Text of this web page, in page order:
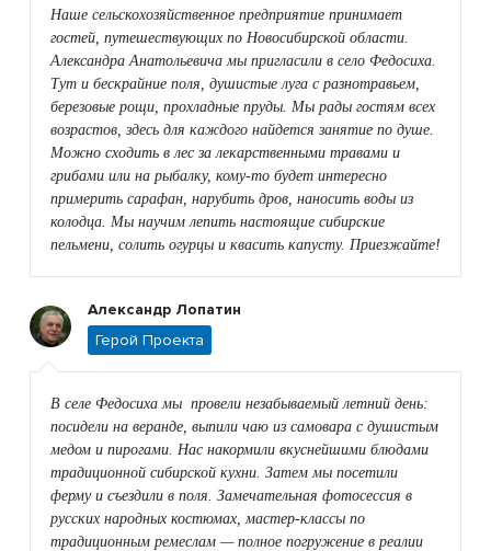
Наше сельскохозяйственное предприятие принимает
гостей, путешествующих по Новосибирской области.
Александра Анатольевича мы пригласили в село Федосиха.
Тут и бескрайние поля, душистые луга с разнотравьем,
березовые рощи, прохладные пруды. Мы рады гостям всех
возрастов, здесь для каждого найдется занятие по душе.
Можно сходить в лес за лекарственными травами и
грибами или на рыбалку, кому-то будет интересно
примерить сарафан, нарубить дров, наносить воды из
колодца. Мы научим лепить настоящие сибирские
пельмени, солить огурцы и квасить капусту. Приезжайте!
Александр Лопатин
Герой Проекта
В селе Федосиха мы провели незабываемый летний день:
посидели на веранде, выпили чаю из самовара с душистым
медом и пирогами. Нас накормили вкуснейшими блюдами
традиционной сибирской кухни. Затем мы посетили
ферму и съездили в поля. Замечательная фотосессия в
русских народных костюмах, мастер-классы по
традиционным ремеслам — полное погружение в реалии